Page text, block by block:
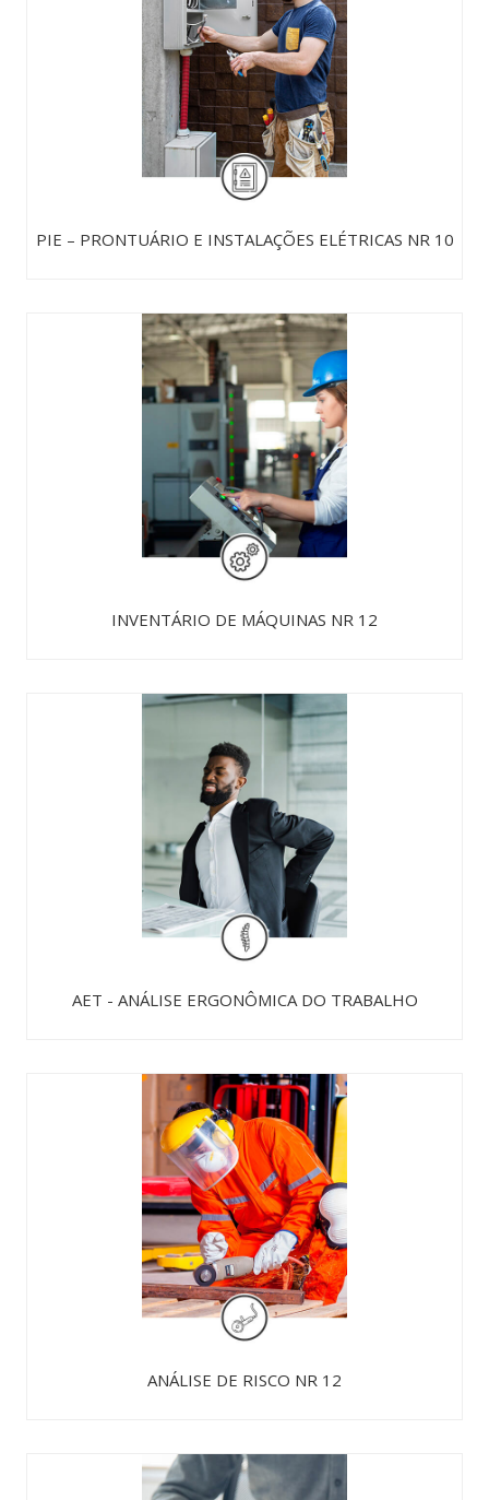
PIE – PRONTUÁRIO E INSTALAÇÕES ELÉTRICAS NR 10
INVENTÁRIO DE MÁQUINAS NR 12
AET - ANÁLISE ERGONÔMICA DO TRABALHO
ANÁLISE DE RISCO NR 12